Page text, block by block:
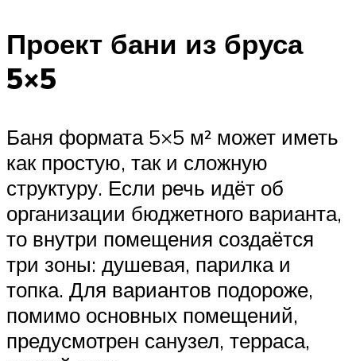
Проект бани из бруса
5×5
Баня формата 5×5 м² может иметь
как простую, так и сложную
структуру. Если речь идёт об
организации бюджетного варианта,
то внутри помещения создаётся
три зоны: душевая, парилка и
топка. Для вариантов подороже,
помимо основных помещений,
предусмотрен санузел, терраса,